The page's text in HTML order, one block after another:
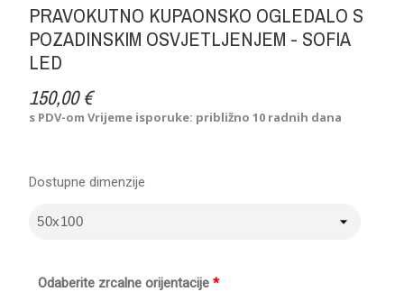
PRAVOKUTNO KUPAONSKO OGLEDALO S
POZADINSKIM OSVJETLJENJEM - SOFIA
LED
150,00 €
s PDV-omVrijeme isporuke: približno 10 radnih dana
*
Odaberite zrcalne orijentacije
Dostupne dimenzije